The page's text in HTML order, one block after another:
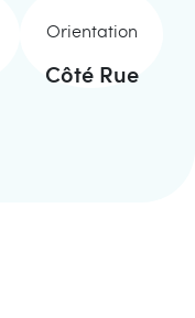
Orientation
Côté Rue